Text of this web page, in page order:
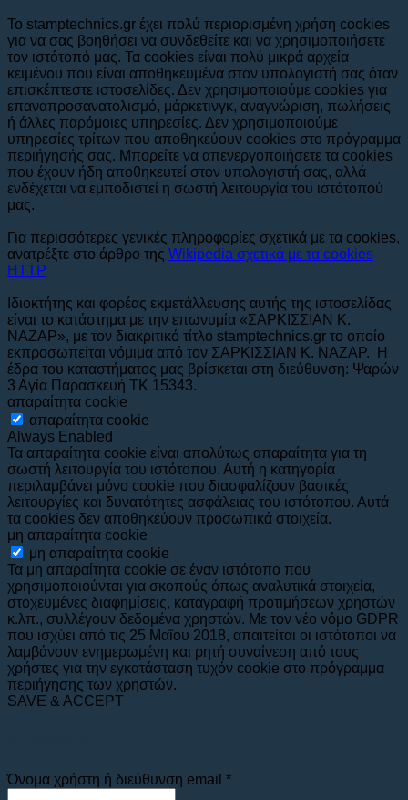
Το stamptechnics.gr έχει πολύ περιορισμένη χρήση cookies
για να σας βοηθήσει να συνδεθείτε και να χρησιμοποιήσετε
τον ιστότοπό μας. Τα cookies είναι πολύ μικρά αρχεία
κειμένου που είναι αποθηκευμένα στον υπολογιστή σας όταν
επισκέπτεστε ιστοσελίδες. Δεν χρησιμοποιούμε cookies για
επαναπροσανατολισμό, μάρκετινγκ, αναγνώριση, πωλήσεις
ή άλλες παρόμοιες υπηρεσίες. Δεν χρησιμοποιούμε
υπηρεσίες τρίτων που αποθηκεύουν cookies στο πρόγραμμα
περιήγησής σας. Μπορείτε να απενεργοποιήσετε τα cookies
που έχουν ήδη αποθηκευτεί στον υπολογιστή σας, αλλά
ενδέχεται να εμποδιστεί η σωστή λειτουργία του ιστότοπού
μας.
Για περισσότερες γενικές πληροφορίες σχετικά με τα cookies,
ανατρέξτε στο άρθρο της Wikipedia σχετικά με τα cookies
HTTP
Ιδιοκτήτης και φορέας εκμετάλλευσης αυτής της ιστοσελίδας
είναι το κατάστημα με την επωνυμία «ΣΑΡΚΙΣΣΙΑΝ Κ.
ΝΑΖΑΡ», με τον διακριτικό τίτλο stamptechnics.gr το οποίο
εκπροσωπείται νόμιμα από τον ΣΑΡΚΙΣΣΙΑΝ Κ. ΝΑΖΑΡ. Η
έδρα του καταστήματος μας βρίσκεται στη διεύθυνση: Ψαρών
3 Αγία Παρασκευή ΤΚ 15343.
απαραίτητα cookie
απαραίτητα cookie
Always Enabled
Τα απαραίτητα cookie είναι απολύτως απαραίτητα για τη
σωστή λειτουργία του ιστότοπου. Αυτή η κατηγορία
περιλαμβάνει μόνο cookie που διασφαλίζουν βασικές
λειτουργίες και δυνατότητες ασφάλειας του ιστότοπου. Αυτά
τα cookies δεν αποθηκεύουν προσωπικά στοιχεία.
μη απαραίτητα cookie
μη απαραίτητα cookie
Τα μη απαραίτητα cookie σε έναν ιστότοπο που
χρησιμοποιούνται για σκοπούς όπως αναλυτικά στοιχεία,
στοχευμένες διαφημίσεις, καταγραφή προτιμήσεων χρηστών
κ.λπ., συλλέγουν δεδομένα χρηστών. Με τον νέο νόμο GDPR
που ισχύει από τις 25 Μαΐου 2018, απαιτείται οι ιστότοποι να
λαμβάνουν ενημερωμένη και ρητή συναίνεση από τους
χρήστες για την εγκατάσταση τυχόν cookie στο πρόγραμμα
περιήγησης των χρηστών.
SAVE & ACCEPT
Όνομα χρήστη ή διεύθυνση email *Απαιτείται